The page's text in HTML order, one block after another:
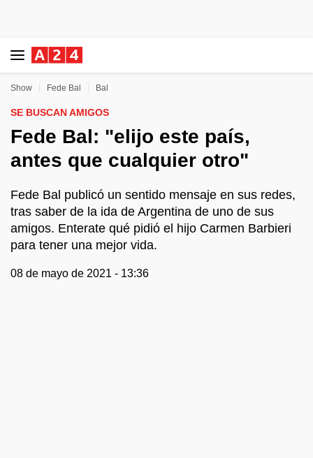
Show Fede Bal Bal
SE BUSCAN AMIGOS
Fede Bal: "elijo este país,
antes que cualquier otro"
Fede Bal publicó un sentido mensaje en sus redes,
tras saber de la ida de Argentina de uno de sus
amigos. Enterate qué pidió el hijo Carmen Barbieri
para tener una mejor vida.
08 de mayo de 2021 - 13:36